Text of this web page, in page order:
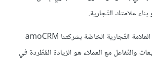
علامتك التّجارية.
كان الدّافع وراء تطوّر العلامة التّجارية الخاصّة بشركتنا amoCRM
والتّفاعل مع العملاء هو الزيادة المُطّردة في